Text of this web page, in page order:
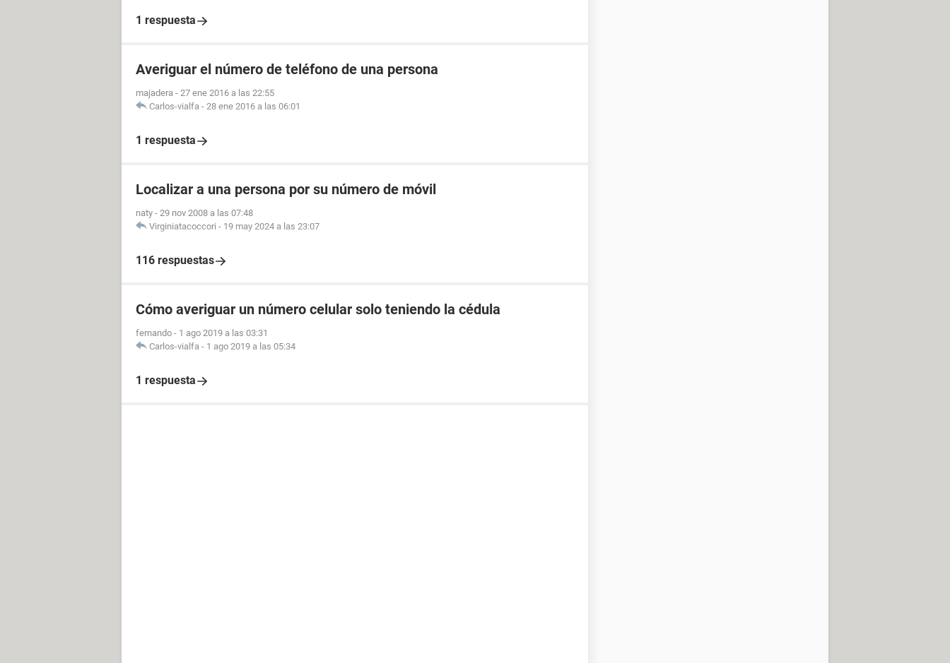
1 respuesta
Averiguar el número de teléfono de una persona
majadera - 27 ene 2016 a las 22:55
Carlos-vialfa - 28 ene 2016 a las 06:01
1 respuesta
Localizar a una persona por su número de móvil
naty - 29 nov 2008 a las 07:48
Virginiatacoccori - 19 may 2024 a las 23:07
116 respuestas
Cómo averiguar un número celular solo teniendo la cédula
fernando - 1 ago 2019 a las 03:31
Carlos-vialfa - 1 ago 2019 a las 05:34
1 respuesta